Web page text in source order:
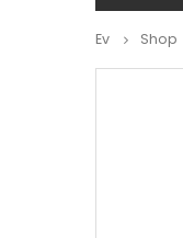
Ev Shop